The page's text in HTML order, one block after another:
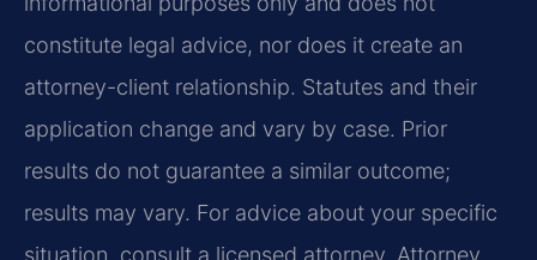
constitute legal advice, nor does it create an
attorney-client relationship. Statutes and their
application change and vary by case. Prior
results do not guarantee a similar outcome;
results may vary. For advice about your specific
situation, consult a licensed attorney. Attorney